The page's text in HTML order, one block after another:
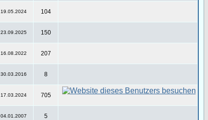
19.05.2024 104
23.09.2025 150
16.08.2022 207
30.03.2016 8
17.03.2024 705
04.01.2007 5